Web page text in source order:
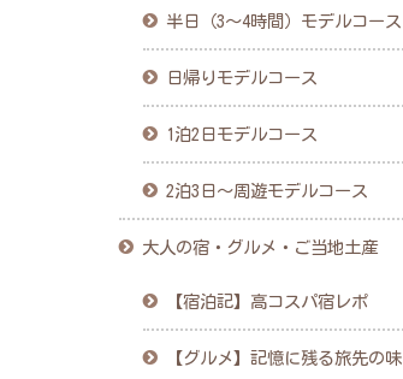
半日（3〜4時間）モデルコース
日帰りモデルコース
1泊2日モデルコース
2泊3日〜周遊モデルコース
大人の宿・グルメ・ご当地土産
【宿泊記】高コスパ宿レポ
【グルメ】記憶に残る旅先の味